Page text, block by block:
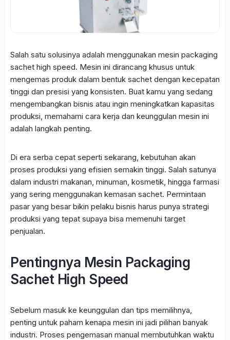
Salah satu solusinya adalah menggunakan mesin packaging
sachet high speed. Mesin ini dirancang khusus untuk
mengemas produk dalam bentuk sachet dengan kecepatan
tinggi dan presisi yang konsisten. Buat kamu yang sedang
mengembangkan bisnis atau ingin meningkatkan kapasitas
produksi, memahami cara kerja dan keunggulan mesin ini
adalah langkah penting.
Di era serba cepat seperti sekarang, kebutuhan akan
proses produksi yang efisien semakin tinggi. Salah satunya
dalam industri makanan, minuman, kosmetik, hingga farmasi
yang sering menggunakan kemasan sachet. Permintaan
pasar yang besar bikin pelaku bisnis harus punya strategi
produksi yang tepat supaya bisa memenuhi target
penjualan.
Pentingnya Mesin Packaging
Sachet High Speed
Sebelum masuk ke keunggulan dan tips memilihnya,
penting untuk paham kenapa mesin ini jadi pilihan banyak
industri. Proses pengemasan manual membutuhkan waktu